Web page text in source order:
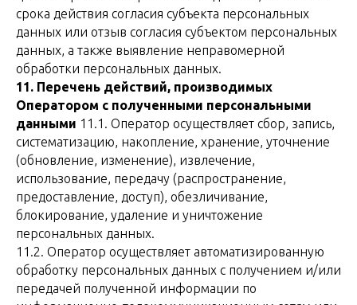
срока действия согласия субъекта персональных
данных или отзыв согласия субъектом персональных
данных, а также выявление неправомерной
обработки персональных данных.
11. Перечень действий, производимых
Оператором с полученными персональными
данными 11.1. Оператор осуществляет сбор, запись,
систематизацию, накопление, хранение, уточнение
(обновление, изменение), извлечение,
использование, передачу (распространение,
предоставление, доступ), обезличивание,
блокирование, удаление и уничтожение
персональных данных.
11.2. Оператор осуществляет автоматизированную
обработку персональных данных с получением и/или
передачей полученной информации по